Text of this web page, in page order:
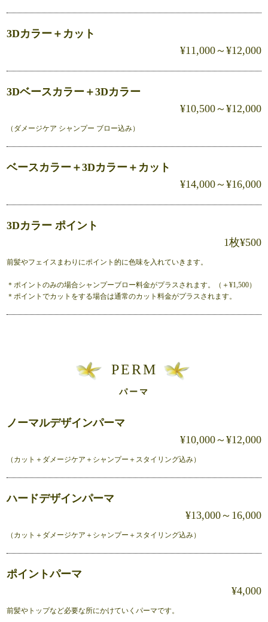
3Dカラー＋カット
¥11,000～¥12,000
3Dベースカラー＋3Dカラー
¥10,500～¥12,000
（ダメージケア シャンプー ブロー込み）
ベースカラー＋3Dカラー＋カット
¥14,000～¥16,000
3Dカラー ポイント
1枚¥500
前髪やフェイスまわりにポイント的に色味を入れていきます。
＊ポイントのみの場合シャンプーブロー料金がプラスされます。（＋¥1,500）
＊ポイントでカットをする場合は通常のカット料金がプラスされます。
PERM
パーマ
ノーマルデザインパーマ
¥10,000～¥12,000
（カット＋ダメージケア＋シャンプー＋スタイリング込み）
ハードデザインパーマ
¥13,000～16,000
（カット＋ダメージケア＋シャンプー＋スタイリング込み）
ポイントパーマ
¥4,000
前髪やトップなど必要な所にかけていくパーマです。